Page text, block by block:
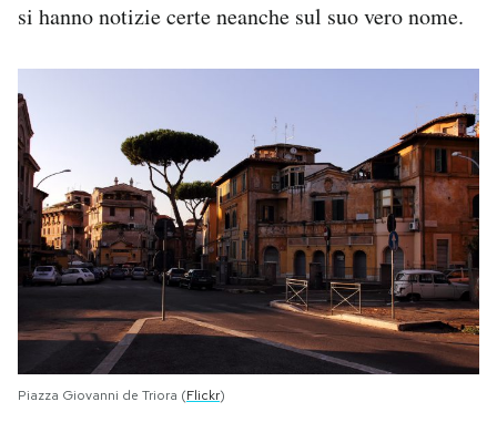
si hanno notizie certe neanche sul suo vero nome.
Piazza Giovanni de Triora (Flickr)